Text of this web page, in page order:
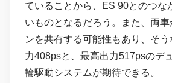
ていることから、ES 90とのつな
いものとなるだろう。また、両車
ンを共有する可能性もあり、そ
力408psと、最高出力517psのデ
輪駆動システムが期待できる。